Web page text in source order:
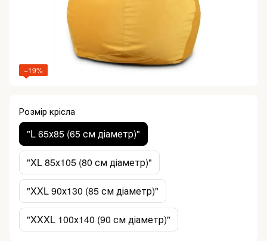
−19%
Розмір крісла
"L 65х85 (65 см діаметр)"
"XL 85х105 (80 см діаметр)"
"XXL 90х130 (85 см діаметр)"
"XXXL 100х140 (90 см діаметр)"